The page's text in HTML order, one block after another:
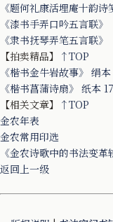
《题何礼康活埋庵十韵诗
《漆书手弄口吟五言联》
《隶书抚琴弄笔五言联》
【拍卖精品】 ↑TOP
《楷书金牛岩故事》 绢
《楷书菖蒲诗扇》 纸本
【相关文章】 ↑TOP
金农年表
金农常用印选
《金农诗歌中的书法变
返回上一级